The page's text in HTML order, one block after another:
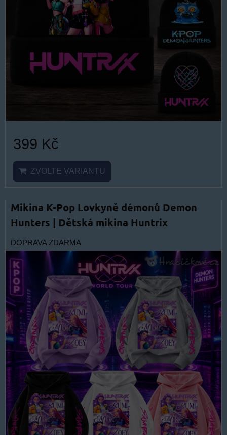
399 Kč
ZVOLTE VARIANTU
Mikina K-Pop Lovkyně démonů Demon
Hunters | Dětská mikina Huntrix
DOPRAVA ZDARMA